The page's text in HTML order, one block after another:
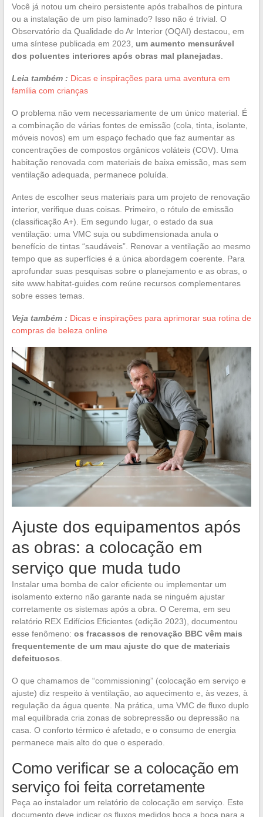
Você já notou um cheiro persistente após trabalhos de pintura
ou a instalação de um piso laminado? Isso não é trivial. O
Observatório da Qualidade do Ar Interior (OQAI) destacou, em
uma síntese publicada em 2023, um aumento mensurável
dos poluentes interiores após obras mal planejadas
Leia também : Dicas e inspirações para uma aventura em
família com crianças
O problema não vem necessariamente de um único material. É
a combinação de várias fontes de emissão (cola, tinta, isolante,
móveis novos) em um espaço fechado que faz aumentar as
concentrações de compostos orgânicos voláteis (COV). Uma
habitação renovada com materiais de baixa emissão, mas sem
ventilação adequada, permanece poluída.
Antes de escolher seus materiais para um projeto de renovação
interior, verifique duas coisas. Primeiro, o rótulo de emissão
(classificação A+). Em segundo lugar, o estado da sua
ventilação: uma VMC suja ou subdimensionada anula o
benefício de tintas “saudáveis”. Renovar a ventilação ao mesmo
tempo que as superfícies é a única abordagem coerente. Para
aprofundar suas pesquisas sobre o planejamento e as obras, o
site www.habitat-guides.com reúne recursos complementares
sobre esses temas.
Veja também : Dicas e inspirações para aprimorar sua rotina de
compras de beleza online
Ajuste dos equipamentos após
as obras: a colocação em
serviço que muda tudo
Instalar uma bomba de calor eficiente ou implementar um
isolamento externo não garante nada se ninguém ajustar
corretamente os sistemas após a obra. O Cerema, em seu
relatório REX Edifícios Eficientes (edição 2023), documentou
esse fenômeno: os fracassos de renovação BBC vêm mais
frequentemente de um mau ajuste do que de materiais
defeituosos
O que chamamos de “commissioning” (colocação em serviço e
ajuste) diz respeito à ventilação, ao aquecimento e, às vezes, à
regulação da água quente. Na prática, uma VMC de fluxo duplo
mal equilibrada cria zonas de sobrepressão ou depressão na
casa. O conforto térmico é afetado, e o consumo de energia
permanece mais alto do que o esperado.
Como verificar se a colocação em
serviço foi feita corretamente
Peça ao instalador um relatório de colocação em serviço. Este
documento deve indicar os fluxos medidos boca a boca para a